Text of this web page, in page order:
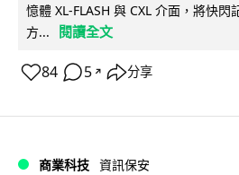
憶體 XL-FLASH 與 CXL 介面，將快
方...
閱讀全文
84 5 ↗ 分享
商業科技 資訊保安